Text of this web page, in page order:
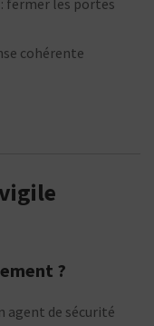
fermer les portes
cohérente
?
agent de sécurité